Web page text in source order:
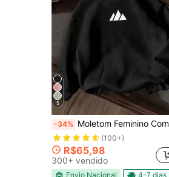
5
-34% Moletom Feminino Com Capuz e Bolso Canguru Casual Manga Longa Flanelado Algodão Quentinho Ideal Para Inverno
(100+)
R$65,98
300+ vendido
Envio Nacional 4-7 dias